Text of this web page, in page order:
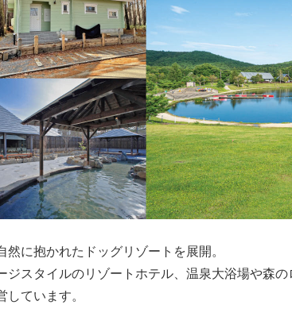
に抱かれたドッグリゾートを展開。
ジスタイルのリゾートホテル、温泉大浴場や森
ています。